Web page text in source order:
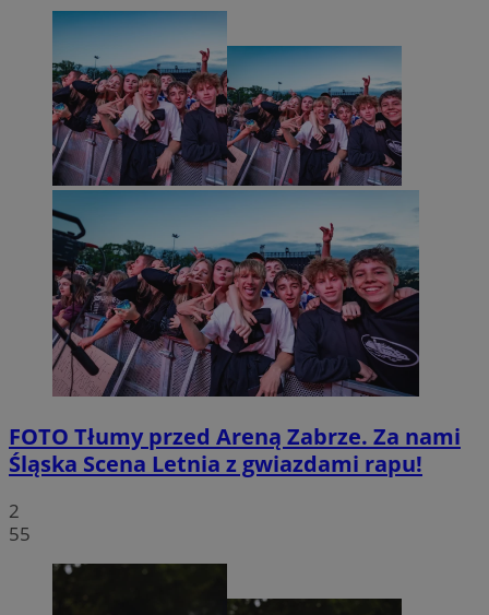
FOTO Tłumy przed Areną Zabrze. Za nami
Śląska Scena Letnia z gwiazdami rapu!
2
55